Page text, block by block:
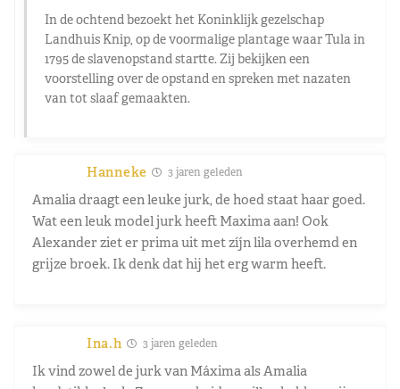
In de ochtend bezoekt het Koninklijk gezelschap
Landhuis Knip, op de voormalige plantage waar Tula in
1795 de slavenopstand startte. Zij bekijken een
voorstelling over de opstand en spreken met nazaten
van tot slaaf gemaakten.
Hanneke 3 jaren geleden
Amalia draagt een leuke jurk, de hoed staat haar goed.
Wat een leuk model jurk heeft Maxima aan! Ook
Alexander ziet er prima uit met zíjn lila overhemd en
grijze broek. Ik denk dat hij het erg warm heeft.
Ina.h 3 jaren geleden
Ik vind zowel de jurk van Máxima als Amalia